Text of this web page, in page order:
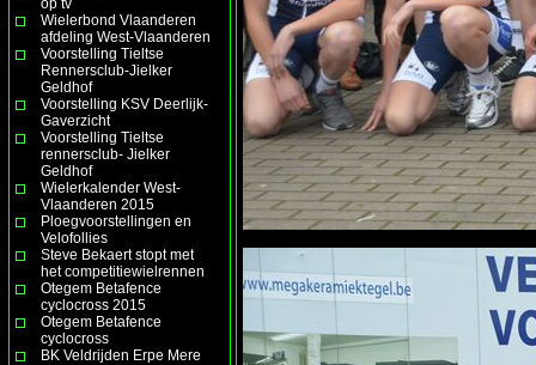
Wielerbond Vlaanderen
afdeling West-Vlaanderen
Voorstelling Tieltse
Rennersclub-Jielker
Geldhof
Voorstelling KSV Deerlijk-
Gaverzicht
Voorstelling Tieltse
rennersclub- Jielker
Geldhof
Wielerkalender West-
Vlaanderen 2015
Ploegvoorstellingen en
Velofollies
Steve Bekaert stopt met
het competitiewielrennen
Otegem Betafence
cyclocross 2015
Otegem Betafence
cyclocross
BK Veldrijden Erpe Mere